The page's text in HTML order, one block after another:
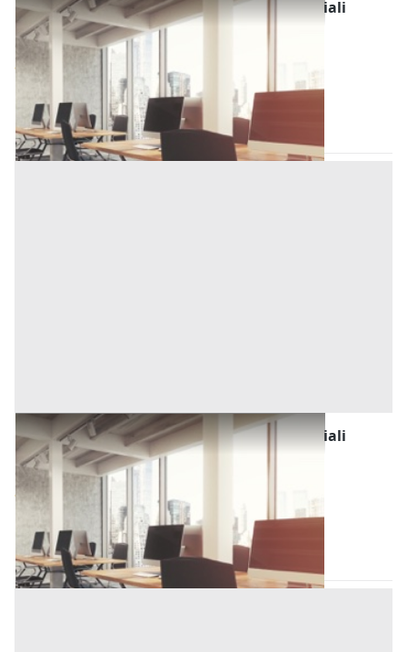
Fabbricati Costruiti per Esigenze Commerciali
all'asta a Conselve
(Padova)
Offerta minima
30.000 € 40.000 €
Codice asta:5c9b8d64
24/11/2026
Fabbricati Costruiti per Esigenze Commerciali
all'asta a Conselve
(Padova)
Offerta minima
30.000 € 40.000 €
Codice asta:5a5d9368
24/11/2026